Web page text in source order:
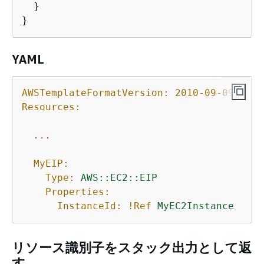
  }
}
YAML
AWSTemplateFormatVersion:
2010-09-09
Resources:
...
MyEIP:
Type:
AWS::EC2::EIP
Properties:
InstanceId:
!Ref MyEC2Instance
リソース識別子をスタック出力として返